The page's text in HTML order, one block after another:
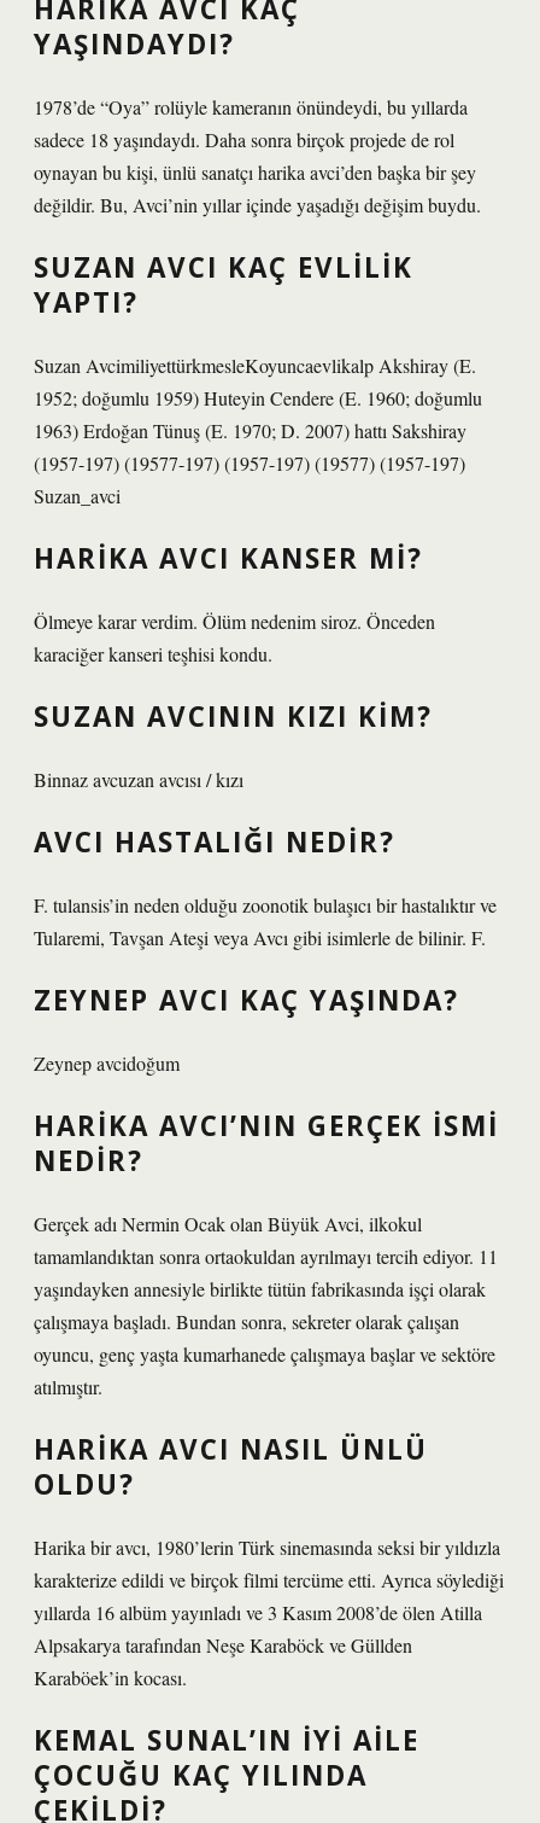
HARIKA AVCI KAÇ
YAŞINDAYDI?
1978’de “Oya” rolüyle kameranın önündeydi, bu yıllarda
sadece 18 yaşındaydı. Daha sonra birçok projede de rol
oynayan bu kişi, ünlü sanatçı harika avci’den başka bir şey
değildir. Bu, Avci’nin yıllar içinde yaşadığı değişim buydu.
SUZAN AVCI KAÇ EVLILIK
YAPTI?
Suzan AvcimiliyettürkmesleKoyuncaevlikalp Akshiray (E.
1952; doğumlu 1959) Huteyin Cendere (E. 1960; doğumlu
1963) Erdoğan Tünuş (E. 1970; D. 2007) hattı Sakshiray
(1957-197) (19577-197) (1957-197) (19577) (1957-197)
Suzan_avci
HARIKA AVCI KANSER MI?
Ölmeye karar verdim. Ölüm nedenim siroz. Önceden
karaciğer kanseri teşhisi kondu.
SUZAN AVCININ KIZI KIM?
Binnaz avcuzan avcısı / kızı
AVCI HASTALIĞI NEDIR?
F. tulansis’in neden olduğu zoonotik bulaşıcı bir hastalıktır ve
Tularemi, Tavşan Ateşi veya Avcı gibi isimlerle de bilinir. F.
ZEYNEP AVCI KAÇ YAŞINDA?
Zeynep avcidoğum
HARIKA AVCI’NIN GERÇEK ISMI
NEDIR?
Gerçek adı Nermin Ocak olan Büyük Avci, ilkokul
tamamlandıktan sonra ortaokuldan ayrılmayı tercih ediyor. 11
yaşındayken annesiyle birlikte tütün fabrikasında işçi olarak
çalışmaya başladı. Bundan sonra, sekreter olarak çalışan
oyuncu, genç yaşta kumarhanede çalışmaya başlar ve sektöre
atılmıştır.
HARIKA AVCI NASIL ÜNLÜ
OLDU?
Harika bir avcı, 1980’lerin Türk sinemasında seksi bir yıldızla
karakterize edildi ve birçok filmi tercüme etti. Ayrıca söylediği
yıllarda 16 albüm yayınladı ve 3 Kasım 2008’de ölen Atilla
Alpsakarya tarafından Neşe Karaböck ve Güllden
Karaböek’in kocası.
KEMAL SUNAL’IN İYI AILE
ÇOCUĞU KAÇ YILINDA
ÇEKILDI?